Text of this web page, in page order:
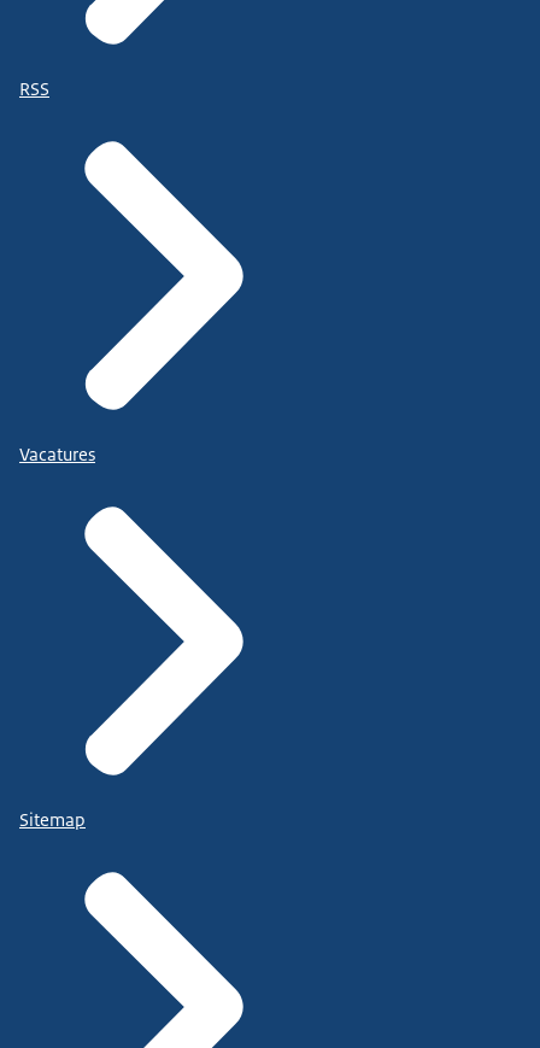
RSS
Vacatures
Sitemap